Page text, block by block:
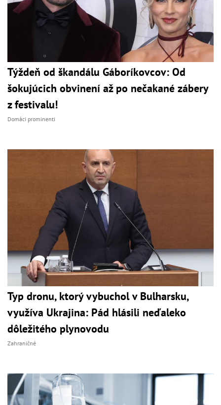
Týždeň od škandálu Gáboríkovcov: Od
šokujúcich obvinení až po nečakané zábery
z festivalu!
Domáci prominenti
Typ dronu, ktorý vybuchol v Bulharsku,
využíva Ukrajina: Pád hlásili neďaleko
dôležitého plynovodu
Zahraničné